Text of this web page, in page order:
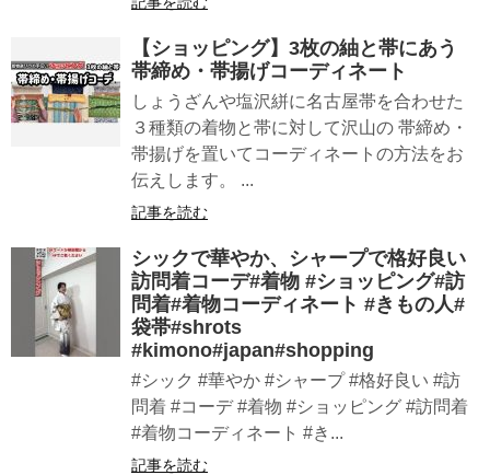
【ショッピング】3枚の紬と帯にあう
帯締め・帯揚げコーディネート
しょうざんや塩沢絣に名古屋帯を合わせた
３種類の着物と帯に対して沢山の 帯締め・
帯揚げを置いてコーディネートの方法をお
伝えします。 ...
記事を読む
シックで華やか、シャープで格好良い
訪問着コーデ#着物 #ショッピング#訪
問着#着物コーディネート #きもの人#
袋帯#shrots
#kimono#japan#shopping
#シック #華やか #シャープ #格好良い #訪
問着 #コーデ #着物 #ショッピング #訪問着
#着物コーディネート #き...
記事を読む